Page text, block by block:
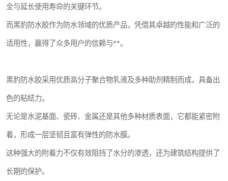
全与延长使用寿命的关键环节。
而黑豹防水胶作为防水领域的优质产品，凭借其卓越的性能和广泛的
适用性，赢得了众多用户的信赖与**。
黑豹防水胶采用优质高分子聚合物乳液及多种助剂精制而成，具备出
色的粘结力。
无论是水泥基面、瓷砖、金属还是其他多种材质表面，它都能紧密附
着，形成一层坚韧且富有弹性的防水膜。
这种强大的附着力不仅有效阻挡了水分的渗透，还为建筑结构提供了
长期的保护。